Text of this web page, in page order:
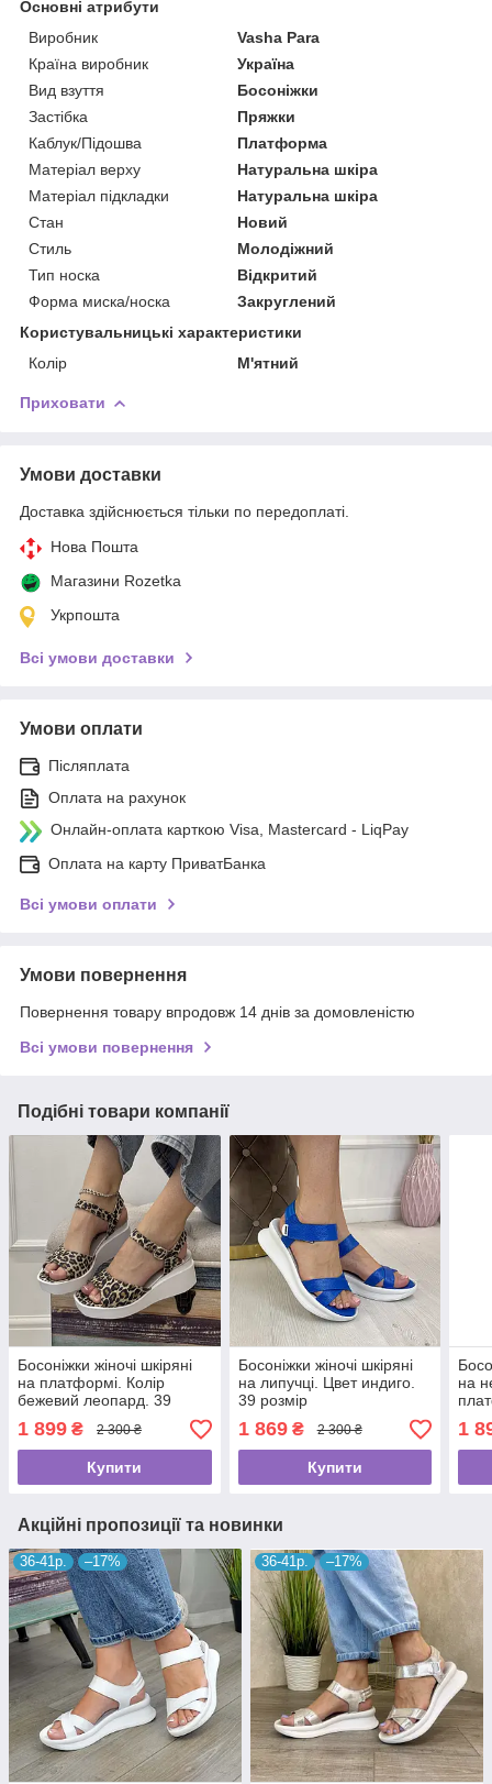
Основні атрибути
Виробник
Vasha Para
Країна виробник
Україна
Вид взуття
Босоніжки
Застібка
Пряжки
Каблук/Підошва
Платформа
Матеріал верху
Натуральна шкіра
Матеріал підкладки
Натуральна шкіра
Стан
Новий
Стиль
Молодіжний
Тип носка
Відкритий
Форма миска/носка
Закруглений
Користувальницькі характеристики
Колір
М'ятний
Приховати
Умови доставки
Доставка здійснюється тільки по передоплаті.
Нова Пошта
Магазини Rozetka
Укрпошта
Всі умови доставки
Умови оплати
Післяплата
Оплата на рахунок
Онлайн-оплата карткою Visa, Mastercard - LiqPay
Оплата на карту ПриватБанка
Всі умови оплати
Умови повернення
Повернення товару впродовж 14 днів за домовленістю
Всі умови повернення
Подібні товари компанії
Босоніжки жіночі шкіряні
на платформі. Колір
бежевий леопард. 39
розмір
1 899 ₴ 2 300 ₴
Купити
Босоніжки жіночі шкіряні
на липучці. Цвет индиго.
39 розмір
1 869₴ 2 300 ₴
Купити
на
1
Акційні пропозиції та новинки
36-41р. –17% 36-41р. –17%